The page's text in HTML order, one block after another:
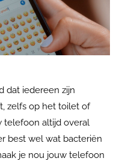
dat iedereen zijn
zelfs op het toilet of
telefoon altijd overal
best wel wat bacteriën
je nou jouw telefoon